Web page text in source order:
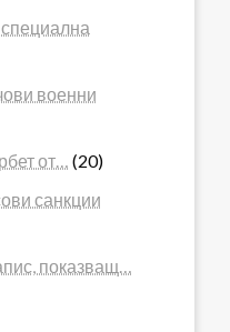
военни
от…
(20)
санкции
показващ…